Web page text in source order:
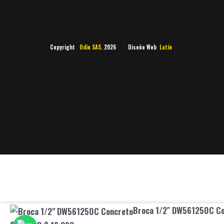
Copyright Odín SAS. 2026 Diseño Web Latín
Broca 1/2″ DW561250C
Original Current
Broca